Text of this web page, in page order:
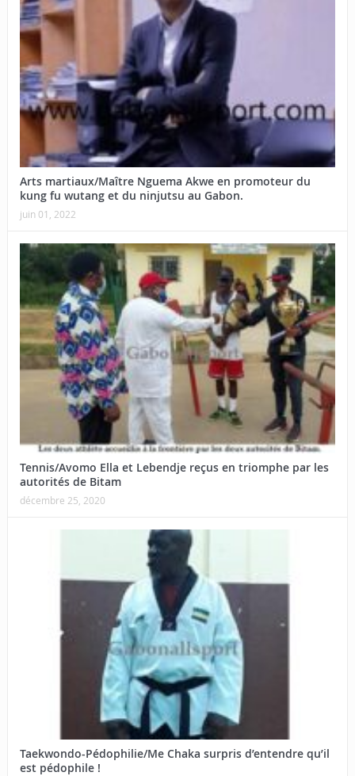
Arts martiaux/Maître Nguema Akwe en promoteur du
kung fu wutang et du ninjutsu au Gabon.
juin 01, 2022
Tennis/Avomo Ella et Lebendje reçus en triomphe par les
autorités de Bitam
décembre 25, 2020
Taekwondo-Pédophilie/Me Chaka surpris d’entendre qu’il
est pédophile !